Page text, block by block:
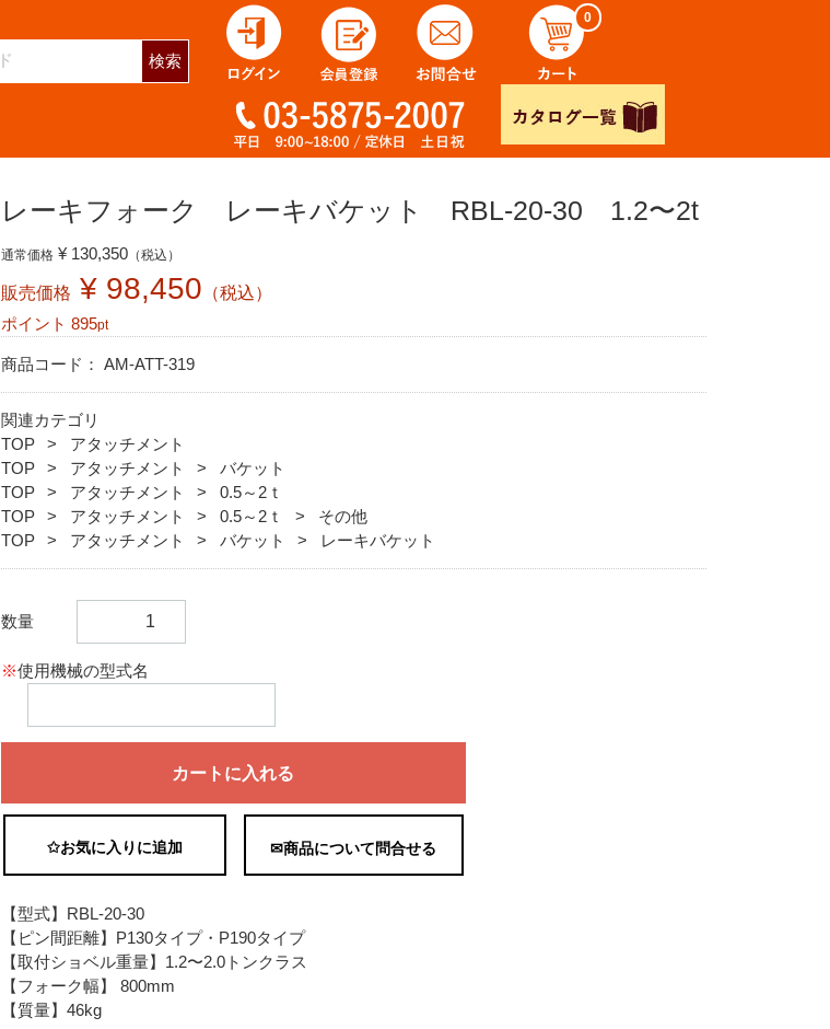
検索
0
レーキフォーク レーキバケット RBL-20-30 1.2〜2t
通常価格 ¥ 130,350（税込）
販売価格 ¥ 98,450 （税込）
ポイント 895pt
商品コード： AM-ATT-319
関連カテゴリ
TOP
アタッチメント
TOP
アタッチメント
バケット
TOP
アタッチメント
0.5～2ｔ
TOP
アタッチメント 0.5～2ｔ
その他
TOP
アタッチメント バケット レーキバケット
数量
※使用機械の型式名
カートに入れる
✩お気に入りに追加 ✉商品について問合せる
【型式】RBL-20-30
【ピン間距離】P130タイプ・P190タイプ
【取付ショベル重量】1.2〜2.0トンクラス
【フォーク幅】 800mm
【質量】46kg